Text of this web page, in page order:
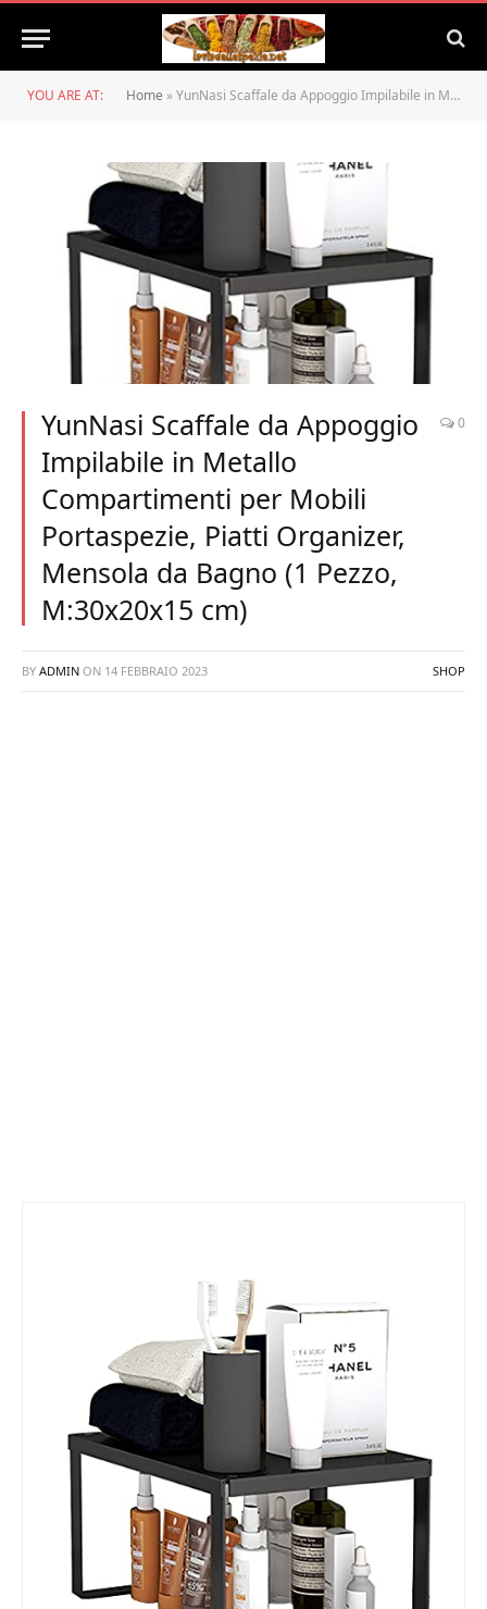
YOU ARE AT: Home »YunNasi Scaffale da Appoggio Impilabile in Metallo Compartimenti per Mobili Portaspezie, Piatti Organizer, Mensola da Bagno (1 Pezzo, M:30x20x15 cm)
YunNasi Scaffale da Appoggio
Impilabile in Metallo
Compartimenti per Mobili
Portaspezie, Piatti Organizer,
Mensola da Bagno (1 Pezzo,
M:30x20x15 cm)
0
BY ADMIN ON 14 FEBBRAIO 2023 SHOP